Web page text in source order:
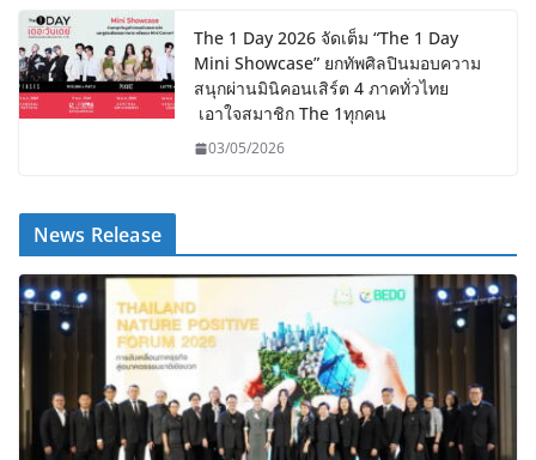
The 1 Day 2026 จัดเต็ม “The 1 Day
Mini Showcase” ยกทัพศิลปินมอบความ
สนุกผ่านมินิคอนเสิร์ต 4 ภาคทั่วไทย
เอาใจสมาชิก The 1ทุกคน
03/05/2026
News Release